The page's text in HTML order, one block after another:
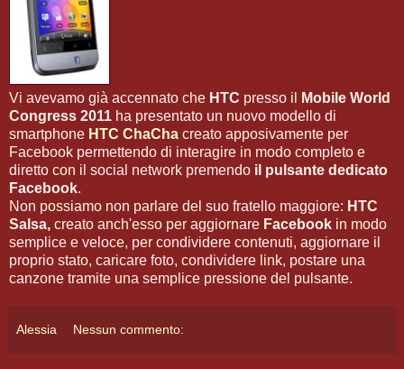
Vi avevamo già accennato che HTC presso il
Mobile World
Congress 2011 ha presentato un nuovo modello di
smartphone HTC ChaCha creato apposivamente per
Facebook permettendo di interagire in modo completo e
diretto con il social network premendo il pulsante dedicato
Facebook.
Non possiamo non parlare del suo fratello maggiore: HTC
Salsa, creato anch'esso per aggiornare Facebook in modo
semplice e veloce, per condividere contenuti, aggiornare il
proprio stato, caricare foto, condividere link, postare una
canzone tramite una semplice pressione del pulsante.
Alessia Nessun commento: